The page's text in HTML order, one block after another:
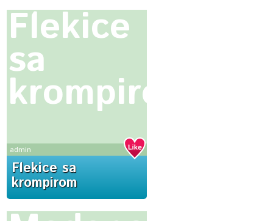
Flekice
sa
krompirom
admin
Flekice sa
krompirom